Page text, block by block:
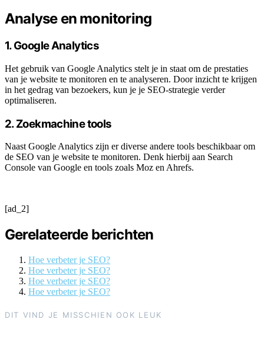
Analyse en monitoring
1. Google Analytics
Het gebruik van Google Analytics stelt je in staat om de prestaties
van je website te monitoren en te analyseren. Door inzicht te krijgen
in het gedrag van bezoekers, kun je je SEO-strategie verder
optimaliseren.
2. Zoekmachine tools
Naast Google Analytics zijn er diverse andere tools beschikbaar om
de SEO van je website te monitoren. Denk hierbij aan Search
Console van Google en tools zoals Moz en Ahrefs.
[ad_2]
Gerelateerde berichten
Hoe verbeter je SEO?
Hoe verbeter je SEO?
Hoe verbeter je SEO?
Hoe verbeter je SEO?
DIT VIND JE MISSCHIEN OOK LEUK